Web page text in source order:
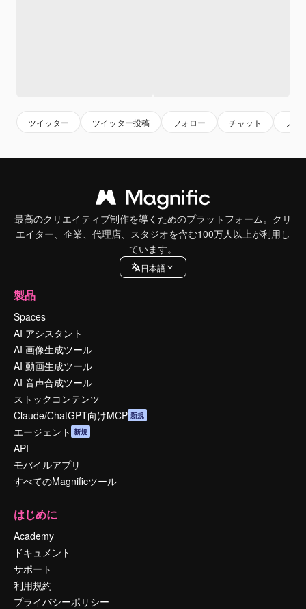
ツイッター ツイッター投稿 フォロー チャット フォ
最高のクリエイティブ制作を導くためのプラットフォーム。クリ
エイター、企業、代理店、スタジオを含む100万人以上が利用し
ています。
日本語
製品
Spaces
AI アシスタント
AI 画像生成ツール
AI 動画生成ツール
AI 音声合成ツール
ストックコンテンツ
Claude/ChatGPT向けMCP 新規
エージェント 新規
API
モバイルアプリ
すべてのMagnificツール
はじめに
Academy
ドキュメント
サポート
利用規約
プライバシーポリシー